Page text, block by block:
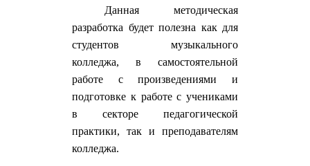
Данная методическая
разработка будет полезна как для
студентов музыкального
колледжа, в самостоятельной
работе с произведениями и
подготовке к работе с учениками
в секторе педагогической
практики, так и преподавателям
колледжа.